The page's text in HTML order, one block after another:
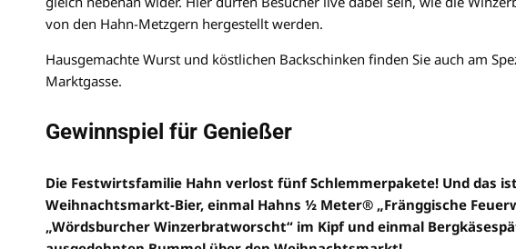
von den Hahn-Metzgern hergestellt werden.
Hausgemachte Wurst und köstlichen Backschinken finden Sie auch am
Marktgasse.
Gewinnspiel für Genießer
Die Festwirtsfamilie Hahn verlost fünf Schlemmerpakete! Und das
Weihnachtsmarkt-Bier, einmal Hahns ½ Meter® „Fränggische
„Wördsburcher Winzerbratworscht“ im Kipf und einmal